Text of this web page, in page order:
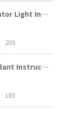
FR Cobot End Indicator Light Instruction
203
FAIRINO Teach Pendant Instruction
183